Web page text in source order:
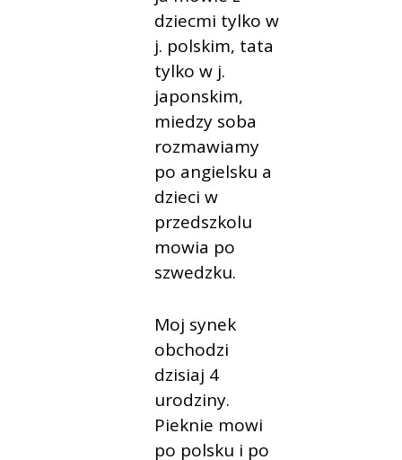
dziecmi tylko w
j. polskim, tata
tylko w j.
japonskim,
miedzy soba
rozmawiamy
po angielsku a
dzieci w
przedszkolu
mowia po
szwedzku.
Moj synek
obchodzi
dzisiaj 4
urodziny.
Pieknie mowi
po polsku i po